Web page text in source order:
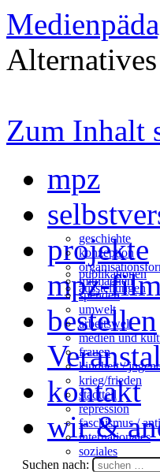
Zum Inhalt
mpz
geschichte
konzeption
mitmachen
spenden
projekte
publikationen
ausstellungen
mpz-
umwelt
arbeitswelt
medien und
frauen
kindheit /
krieg/frieden
stadtteil
repression
faschismus /
internationales
soziales
bestellen
kontakt
wir &
Suchen nach: